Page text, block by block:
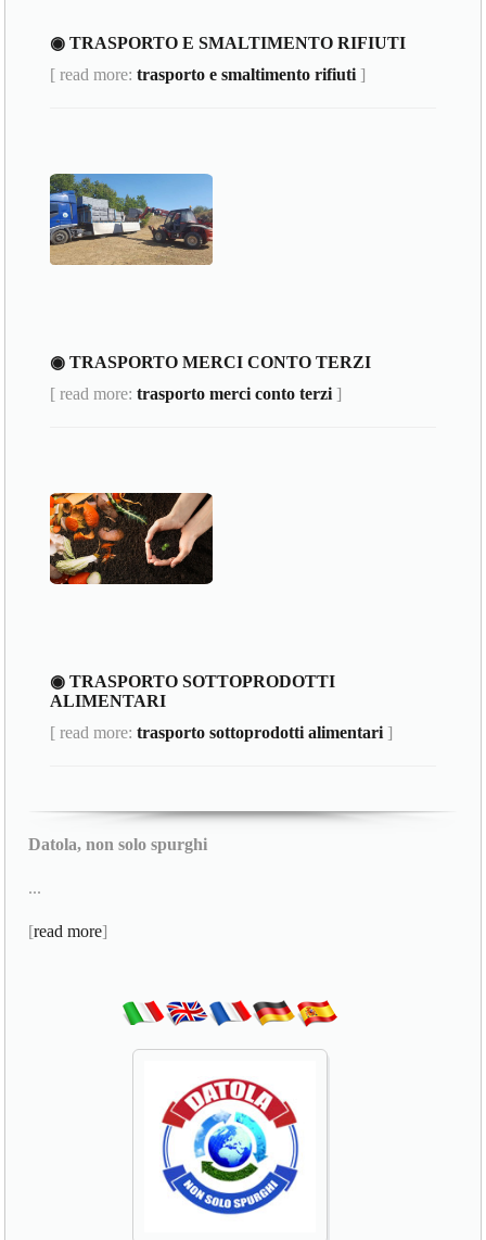
◉ TRASPORTO E SMALTIMENTO RIFIUTI
[ read more:trasporto e smaltimento rifiuti ]
◉ TRASPORTO MERCI CONTO TERZI
[ read more:trasporto merci conto terzi ]
◉ TRASPORTO SOTTOPRODOTTI
ALIMENTARI
[ read more:trasporto sottoprodotti alimentari ]
Datola, non solo spurghi
...
[read more]